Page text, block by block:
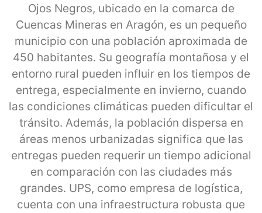
Ojos Negros, ubicado en la comarca de
Cuencas Mineras en Aragón, es un pequeño
municipio con una población aproximada de
450 habitantes. Su geografía montañosa y el
entorno rural pueden influir en los tiempos de
entrega, especialmente en invierno, cuando
las condiciones climáticas pueden dificultar el
tránsito. Además, la población dispersa en
áreas menos urbanizadas significa que las
entregas pueden requerir un tiempo adicional
en comparación con las ciudades más
grandes. UPS, como empresa de logística,
cuenta con una infraestructura robusta que